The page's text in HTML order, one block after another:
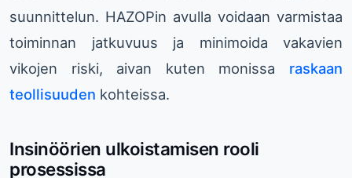
suunnittelun. HAZOPin avulla voidaan varmistaa
toiminnan jatkuvuus ja minimoida vakavien
vikojen riski, aivan kuten monissa raskaan
teollisuuden kohteissa.
Insinöörien ulkoistamisen rooli
prosessissa